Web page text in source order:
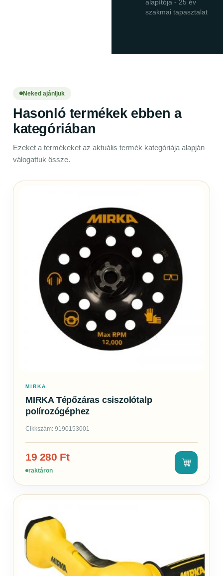
alapítója - 25 év
szakmai tapasztalat
Neked ajánljuk
Hasonló termékek ebben a
kategóriában
Ezeket a termékeket az aktuális termék kategóriája alapján
válogattuk össze.
MIRKA
MIRKA Tépőzáras csiszolótalp
polírozógéphez
Cikkszám: 9190153001
19 280 Ft
raktáron